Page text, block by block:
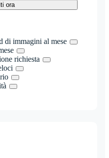
ora
di immagini al mese
richiesta